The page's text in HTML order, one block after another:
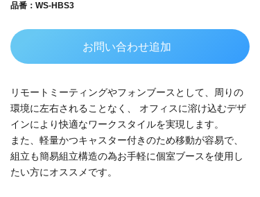
品番：WS-HBS3
お問い合わせ追加
リモートミーティングやフォンブースとして、周りの
環境に左右されることなく、 オフィスに溶け込むデザ
インにより快適なワークスタイルを実現します。
また、軽量かつキャスター付きのため移動が容易で、
組立も簡易組立構造の為お手軽に個室ブースを使用し
たい方にオススメです。